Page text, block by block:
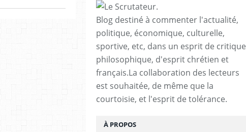
Blog destiné à commenter l'actualité,
politique, économique, culturelle,
sportive, etc, dans un esprit de critique
philosophique, d'esprit chrétien et
français.La collaboration des lecteurs
est souhaitée, de même que la
courtoisie, et l'esprit de tolérance.
À PROPOS